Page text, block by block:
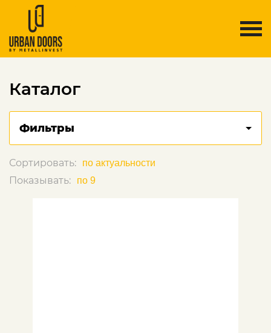
Каталог
Фильтры
Сортировать:
Показывать: